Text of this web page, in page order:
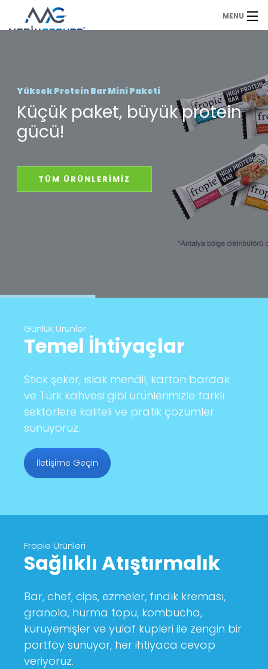
MENU
Ürünlerimiz
Sıkça Sorulan Sorular
Referanslarımız
Hakkımızda
Küçük paket, büyük protein
gücü!
Yüksek Protein Bar Mini Paketi
TÜM ÜRÜNLERİMİZ
Günlük Ürünler
Temel İhtiyaçlar
Stick şeker, ıslak mendil, karton bardak
ve Türk kahvesi gibi ürünlerimizle farklı
sektörlere kaliteli ve pratik çözümler
sunuyoruz.
İletişime Geçin
Fropie Ürünleri
Sağlıklı Atıştırmalık
Bar, chef, cips, ezmeler, fındık kreması,
granola, hurma topu, kombucha,
kuruyemişler ve yulaf küpleri ile zengin bir
portföy sunuyor, her ihtiyaca cevap
veriyoruz.